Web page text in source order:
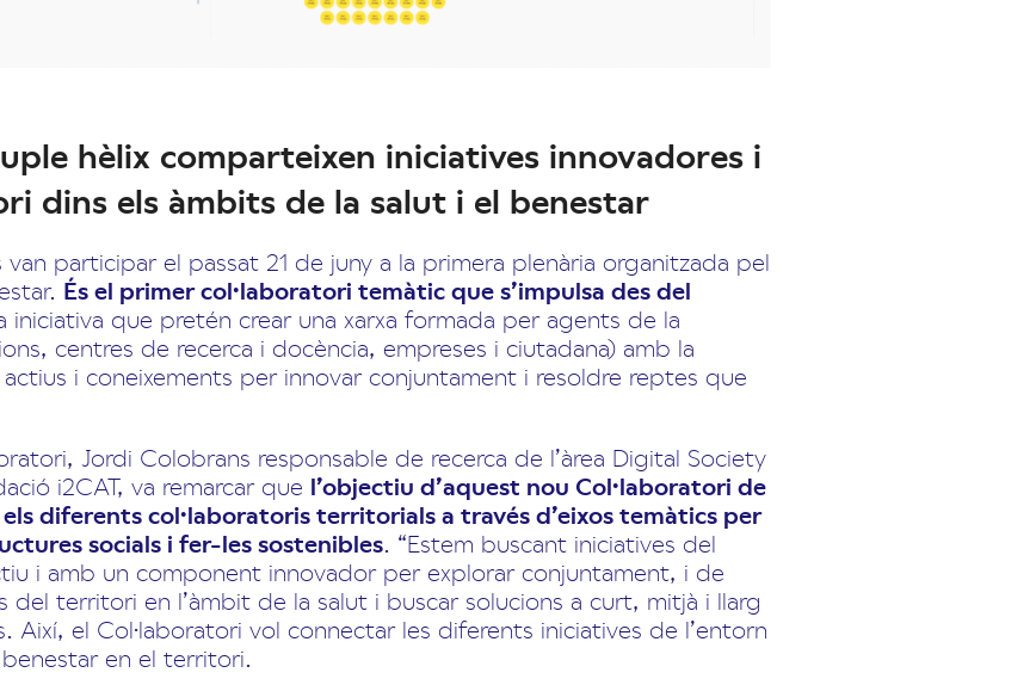
hèlix comparteixen iniciatives innovadores i
dins els àmbits de la salut i el benestar
van participar el passat 21 de juny a la primera plenària organitzada pel
És el primer col·laboratori temàtic que s’impulsa des del
iniciativa que pretén crear una xarxa formada per agents de la
centres de recerca i docència, empreses i ciutadana) amb la
i coneixements per innovar conjuntament i resoldre reptes que
Jordi Colobrans responsable de recerca de l’àrea Digital Society
i2CAT, va remarcar que l’objectiu d’aquest nou Col·laboratori de
diferents col·laboratoris territorials a través d’eixos temàtics per
socials i fer-les sostenibles. “Estem buscant iniciatives del
i amb un component innovador per explorar conjuntament, i de
del territori en l’àmbit de la salut i buscar solucions a curt, mitjà i llarg
Així, el Col·laboratori vol connectar les diferents iniciatives de l’entorn
en el territori.